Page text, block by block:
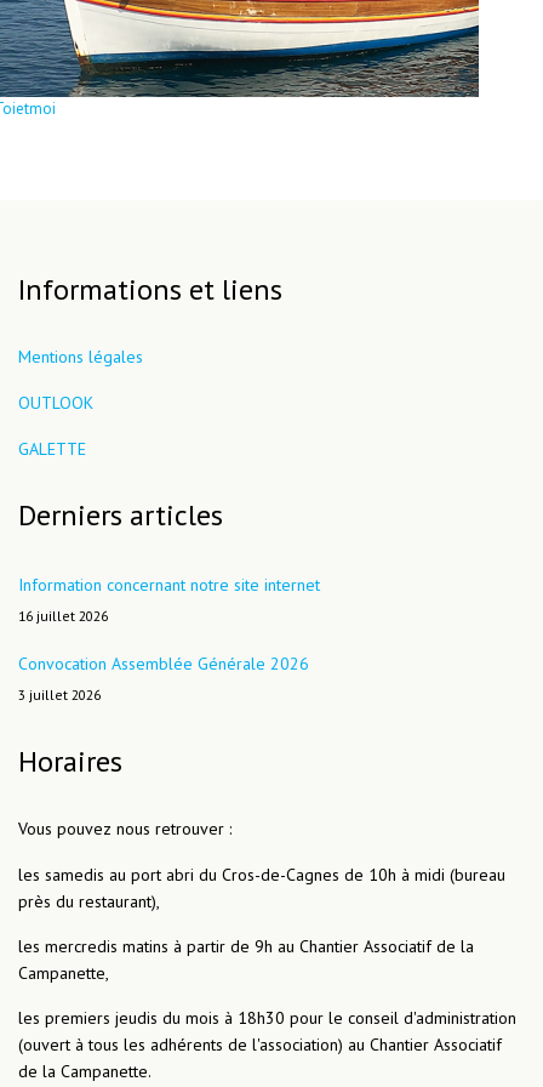
Informations et liens
Mentions légales
OUTLOOK
GALETTE
Derniers articles
Information concernant notre site internet
16 juillet 2026
Convocation Assemblée Générale 2026
3 juillet 2026
Horaires
Vous pouvez nous retrouver :
les samedis au port abri du Cros-de-Cagnes de 10h à midi (bureau
près du restaurant),
les mercredis matins à partir de 9h au Chantier Associatif de la
Campanette,
les premiers jeudis du mois à 18h30 pour le conseil d'administration
(ouvert à tous les adhérents de l'association) au Chantier Associatif
de la Campanette.